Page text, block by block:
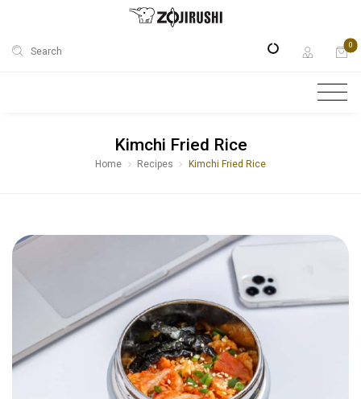
Search
0
Kimchi Fried Rice
Home Recipes Kimchi Fried Rice